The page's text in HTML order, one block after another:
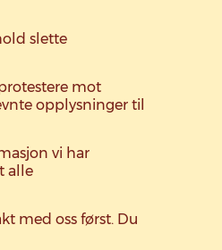
slette
mot
opplysninger til
vi har
alle
med oss først. Du